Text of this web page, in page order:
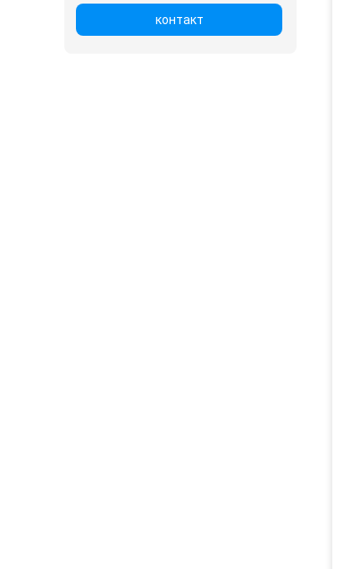
контакт